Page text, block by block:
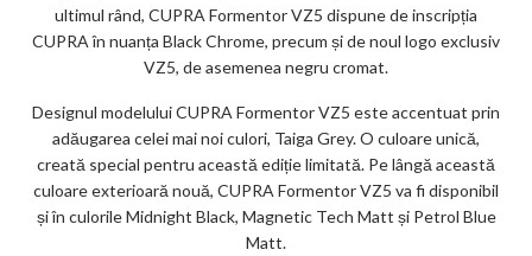
ultimul rând, CUPRA Formentor VZ5 dispune de inscripția
CUPRA în nuanța Black Chrome, precum și de noul logo exclusiv
VZ5, de asemenea negru cromat.
Designul modelului CUPRA Formentor VZ5 este accentuat prin
adăugarea celei mai noi culori, Taiga Grey. O culoare unică,
creată special pentru această ediție limitată. Pe lângă această
culoare exterioară nouă, CUPRA Formentor VZ5 va fi disponibil
și în culorile Midnight Black, Magnetic Tech Matt și Petrol Blue
Matt.